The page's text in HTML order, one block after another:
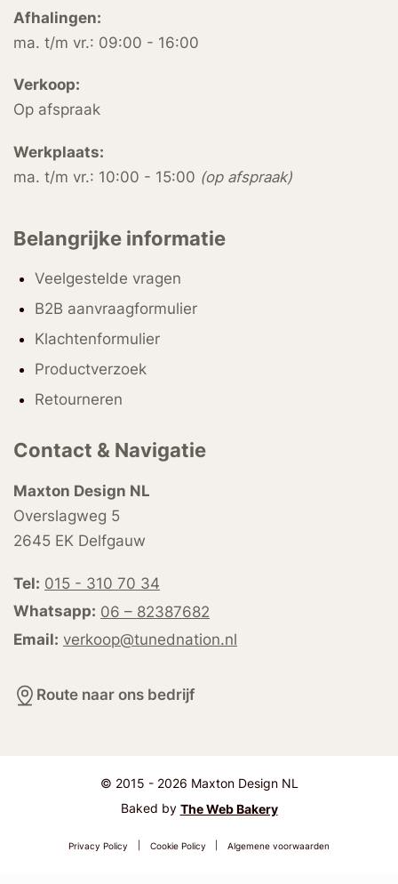
Afhalingen:
ma. t/m vr.: 09:00 - 16:00
Verkoop:
Op afspraak
Werkplaats:
ma. t/m vr.: 10:00 - 15:00 (op afspraak)
Belangrijke informatie
Veelgestelde vragen
B2B aanvraagformulier
Klachtenformulier
Productverzoek
Retourneren
Contact & Navigatie
Maxton Design NL
Overslagweg 5
2645 EK Delfgauw
Tel: 015 - 310 70 34
Whatsapp: 06 – 82387682
Email: verkoop@tunednation.nl
Route naar ons bedrijf
© 2015 - 2026 Maxton Design NL
Baked by The Web Bakery
Privacy Policy Cookie Policy Algemene voorwaarden